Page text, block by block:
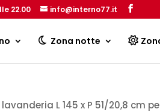
22.00 info@interno77.it
Zona notte
L 145 x P 51/20,8 cm